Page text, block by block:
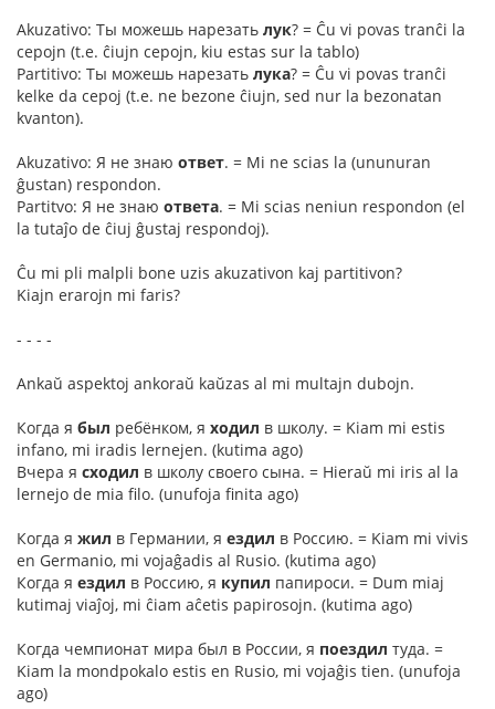
Akuzativo: Ты можешь нарезать лук? = Ĉu vi povas tranĉi la
cepojn (t.e. ĉiujn cepojn, kiu estas sur la tablo)
Partitivo: Ты можешь нарезать лука? = Ĉu vi povas tranĉi
kelke da cepoj (t.e. ne bezone ĉiujn, sed nur la bezonatan
kvanton).
Akuzativo: Я не знаю ответ. = Mi ne scias la (ununuran
ĝustan) respondon.
Partitvo: Я не знаю ответа. = Mi scias neniun respondon (el
la tutaĵo de ĉiuj ĝustaj respondoj).
Ĉu mi pli malpli bone uzis akuzativon kaj partitivon?
Kiajn erarojn mi faris?
- - - -
Ankaŭ aspektoj ankoraŭ kaŭzas al mi multajn dubojn.
Когда я был ребёнком, я ходил в школу. = Kiam mi estis
infano, mi iradis lernejen. (kutima ago)
Вчера я сходил в школу своего сына. = Hieraŭ mi iris al la
lernejo de mia filo. (unufoja finita ago)
Когда я жил в Германии, я ездил в Россию. = Kiam mi vivis
en Germanio, mi vojaĝadis al Rusio. (kutima ago)
Когда я ездил в Россию, я купил папироси. = Dum miaj
kutimaj viaĵoj, mi ĉiam aĉetis papirosojn. (kutima ago)
Когда чемпионат мира был в России, я поездил туда. =
Kiam la mondpokalo estis en Rusio, mi vojaĝis tien. (unufoja
ago)